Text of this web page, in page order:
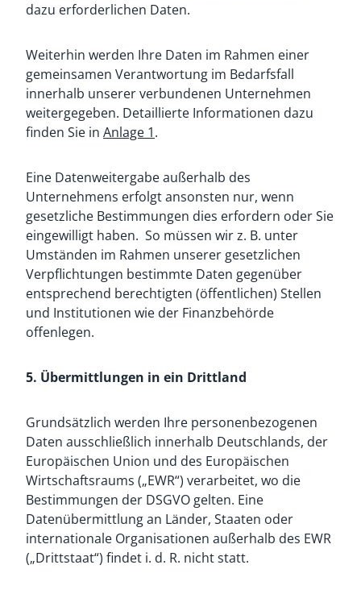
dazu erforderlichen Daten.
Weiterhin werden Ihre Daten im Rahmen einer
gemeinsamen Verantwortung im Bedarfsfall
innerhalb unserer verbundenen Unternehmen
weitergegeben. Detaillierte Informationen dazu
finden Sie in Anlage 1.
Eine Datenweitergabe außerhalb des
Unternehmens erfolgt ansonsten nur, wenn
gesetzliche Bestimmungen dies erfordern oder Sie
eingewilligt haben. So müssen wir z. B. unter
Umständen im Rahmen unserer gesetzlichen
Verpflichtungen bestimmte Daten gegenüber
entsprechend berechtigten (öffentlichen) Stellen
und Institutionen wie der Finanzbehörde
offenlegen.
5. Übermittlungen in ein Drittland
Grundsätzlich werden Ihre personenbezogenen
Daten ausschließlich innerhalb Deutschlands, der
Europäischen Union und des Europäischen
Wirtschaftsraums („EWR“) verarbeitet, wo die
Bestimmungen der DSGVO gelten. Eine
Datenübermittlung an Länder, Staaten oder
internationale Organisationen außerhalb des EWR
(„Drittstaat“) findet i. d. R. nicht statt.